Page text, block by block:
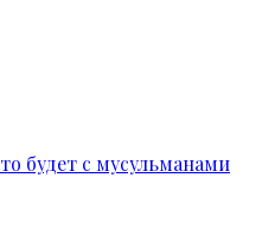
будет с мусульманами